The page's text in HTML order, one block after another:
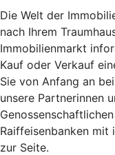
Die Welt der
nach Ihrem
Immobilienmarkt
Kauf oder Verkauf
Sie von Anfang an
unsere Partnerinnen
Raiffeisenbanken mit
zur Seite.